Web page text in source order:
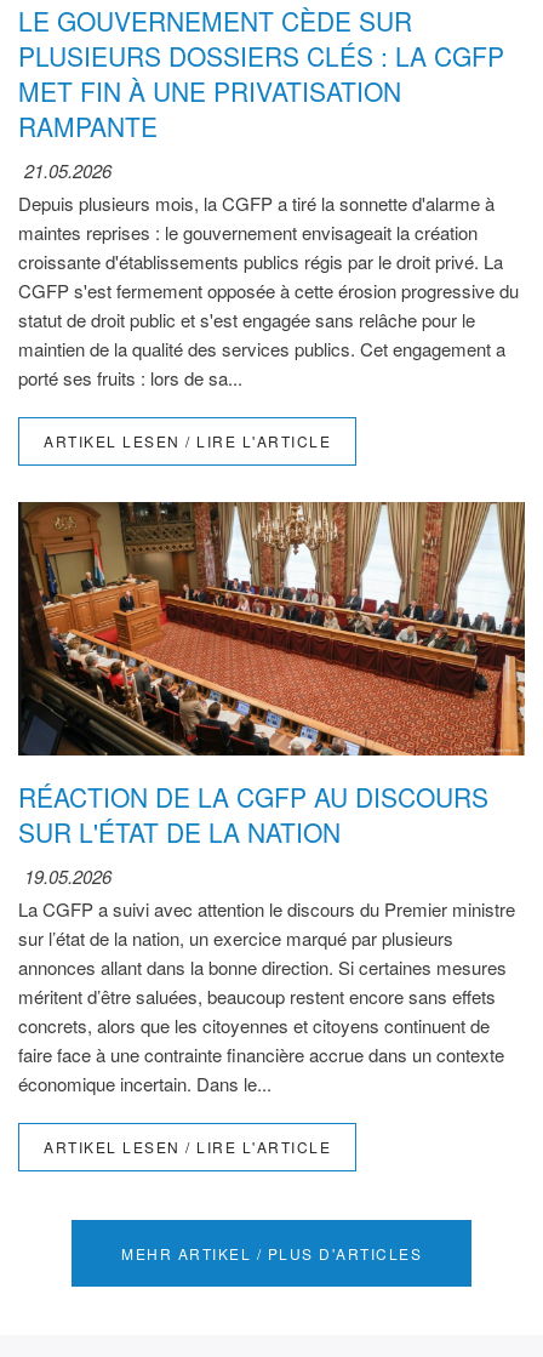
LE GOUVERNEMENT CÈDE SUR
PLUSIEURS DOSSIERS CLÉS : LA CGFP
MET FIN À UNE PRIVATISATION
RAMPANTE
21.05.2026
Depuis plusieurs mois, la CGFP a tiré la sonnette d'alarme à
maintes reprises : le gouvernement envisageait la création
croissante d'établissements publics régis par le droit privé. La
CGFP s'est fermement opposée à cette érosion progressive du
statut de droit public et s'est engagée sans relâche pour le
maintien de la qualité des services publics. Cet engagement a
porté ses fruits : lors de sa...
ARTIKEL LESEN / LIRE L'ARTICLE
RÉACTION DE LA CGFP AU DISCOURS
SUR L'ÉTAT DE LA NATION
19.05.2026
La CGFP a suivi avec attention le discours du Premier ministre
sur l’état de la nation, un exercice marqué par plusieurs
annonces allant dans la bonne direction. Si certaines mesures
méritent d’être saluées, beaucoup restent encore sans effets
concrets, alors que les citoyennes et citoyens continuent de
faire face à une contrainte financière accrue dans un contexte
économique incertain. Dans le...
ARTIKEL LESEN / LIRE L'ARTICLE
MEHR ARTIKEL / PLUS D'ARTICLES